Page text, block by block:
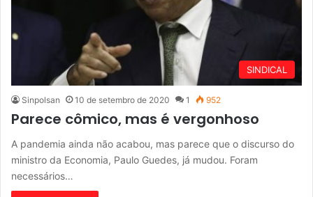
SINDICAL
Sinpolsan 10 de setembro de 2020 1 952
Parece cômico, mas é vergonhoso
A pandemia ainda não acabou, mas parece que o discurso do
ministro da Economia, Paulo Guedes, já mudou. Foram
necessários…